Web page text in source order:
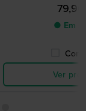
● Em
Ver